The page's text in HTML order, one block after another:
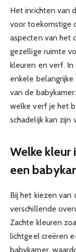
Het inrichten van
voor toekomstige
aspecten van het
gezellige ruimte
kleuren en verf.
enkele
van de
welke verf je het
schadelijk kan zijn
Welke kleur
een
Bij het kiezen van
verschillende
Zachte kleuren
lichtgeel creëren
babykamer,